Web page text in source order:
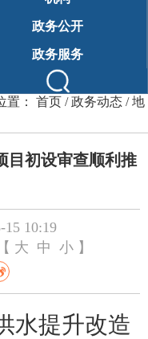
政务公开
政务服务
置： 首页 /政务动态 /地
目初设审查顺利推
10:19
【 大 中 小 】
水提升改造